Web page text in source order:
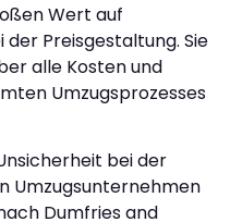
Wert auf
Preisgestaltung. Sie
alle Kosten und
Umzugsprozesses
bei der
Umzugsunternehmen
Dumfries and